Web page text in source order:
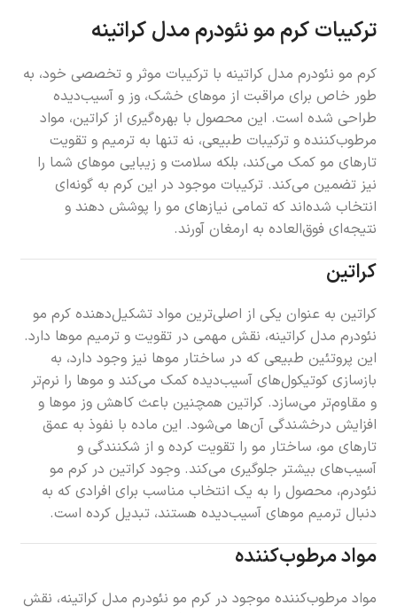
ترکیبات کرم مو نئودرم مدل کراتینه
کرم مو نئودرم مدل کراتینه با ترکیبات موثر و تخصصی خود، به
طور خاص برای مراقبت از موهای خشک، وز و آسیب‌دیده
طراحی شده است. این محصول با بهره‌گیری از کراتین، مواد
مرطوب‌کننده و ترکیبات طبیعی، نه تنها به ترمیم و تقویت
تارهای مو کمک می‌کند، بلکه سلامت و زیبایی موهای شما را
نیز تضمین می‌کند. ترکیبات موجود در این کرم به گونه‌ای
انتخاب شده‌اند که تمامی نیازهای مو را پوشش دهند و
نتیجه‌ای فوق‌العاده به ارمغان آورند.
کراتین
کراتین به عنوان یکی از اصلی‌ترین مواد تشکیل‌دهنده کرم مو
نئودرم مدل کراتینه، نقش مهمی در تقویت و ترمیم موها دارد.
این پروتئین طبیعی که در ساختار موها نیز وجود دارد، به
بازسازی کوتیکول‌های آسیب‌دیده کمک می‌کند و موها را نرم‌تر
و مقاوم‌تر می‌سازد. کراتین همچنین باعث کاهش وز موها و
افزایش درخشندگی آن‌ها می‌شود. این ماده با نفوذ به عمق
تارهای مو، ساختار مو را تقویت کرده و از شکنندگی و
آسیب‌های بیشتر جلوگیری می‌کند. وجود کراتین در کرم مو
نئودرم، محصول را به یک انتخاب مناسب برای افرادی که به
دنبال ترمیم موهای آسیب‌دیده هستند، تبدیل کرده است.
مواد مرطوب‌کننده
مواد مرطوب‌کننده موجود در کرم مو نئودرم مدل کراتینه، نقش